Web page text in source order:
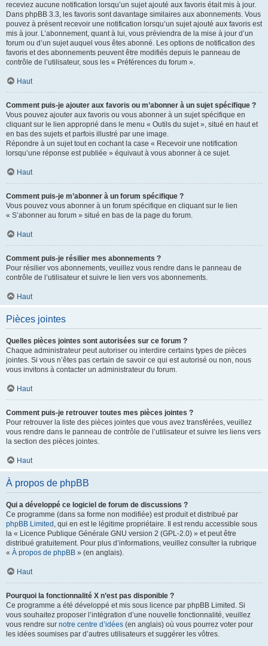
receviez aucune notification lorsqu’un sujet ajouté aux favoris était mis à jour.
Dans phpBB 3.3, les favoris sont davantage similaires aux abonnements. Vous
pouvez à présent recevoir une notification lorsqu’un sujet ajouté aux favoris est
mis à jour. L’abonnement, quant à lui, vous préviendra de la mise à jour d’un
forum ou d’un sujet auquel vous êtes abonné. Les options de notification des
favoris et des abonnements peuvent être modifiés depuis le panneau de
contrôle de l’utilisateur, sous les « Préférences du forum ».
Haut
Comment puis-je ajouter aux favoris ou m’abonner à un sujet spécifique ?
Vous pouvez ajouter aux favoris ou vous abonner à un sujet spécifique en
cliquant sur le lien approprié dans le menu « Outils du sujet », situé en haut et
en bas des sujets et parfois illustré par une image.
Répondre à un sujet tout en cochant la case « Recevoir une notification
lorsqu’une réponse est publiée » équivaut à vous abonner à ce sujet.
Haut
Comment puis-je m’abonner à un forum spécifique ?
Vous pouvez vous abonner à un forum spécifique en cliquant sur le lien
« S’abonner au forum » situé en bas de la page du forum.
Haut
Comment puis-je résilier mes abonnements ?
Pour résilier vos abonnements, veuillez vous rendre dans le panneau de
contrôle de l’utilisateur et suivre le lien vers vos abonnements.
Haut
Pièces jointes
Quelles pièces jointes sont autorisées sur ce forum ?
Chaque administrateur peut autoriser ou interdire certains types de pièces
jointes. Si vous n’êtes pas certain de savoir ce qui est autorisé ou non, nous
vous invitons à contacter un administrateur du forum.
Haut
Comment puis-je retrouver toutes mes pièces jointes ?
Pour retrouver la liste des pièces jointes que vous avez transférées, veuillez
vous rendre dans le panneau de contrôle de l’utilisateur et suivre les liens vers
la section des pièces jointes.
Haut
À propos de phpBB
Qui a développé ce logiciel de forum de discussions ?
Ce programme (dans sa forme non modifiée) est produit et distribué par
phpBB Limited , qui en est le légitime propriétaire. Il est rendu accessible sous
la « Licence Publique Générale GNU version 2 (GPL-2.0) » et peut être
distribué gratuitement. Pour plus d’informations, veuillez consulter la rubrique
« À propos de phpBB » (en anglais).
Haut
Pourquoi la fonctionnalité X n’est pas disponible ?
Ce programme a été développé et mis sous licence par phpBB Limited. Si
vous souhaitez proposer l’intégration d’une nouvelle fonctionnalité, veuillez
vous rendre sur notre centre d’idées (en anglais) où vous pourrez voter pour
les idées soumises par d’autres utilisateurs et suggérer les vôtres.